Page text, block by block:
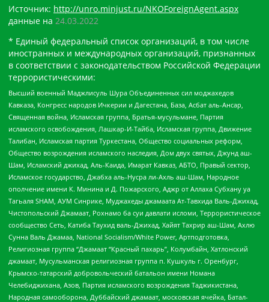
Источник: http://unro.minjust.ru/NKOForeignAgent.aspx
данные на 24.03.2022
* Единый федеральный список организаций, в том числе
иностранных и международных организаций, признанных
в соответствии с законодательством Российской Федерации
террористическими:
Высший военный Маджлисуль Шура Объединенных сил моджахедов
Кавказа, Конгресс народов Ичкерии и Дагестана, База, Асбат аль-Ансар,
Священная война, Исламская группа, Братья-мусульмане, Партия
исламского освобождения, Лашкар-И-Тайба, Исламская группа, Движение
Талибан, Исламская партия Туркестана, Общество социальных реформ,
Общество возрождения исламского наследия, Дом двух святых, Джунд аш-
Шам, Исламский джихад, Аль-Каида, Имарат Кавказ, АБТО, Правый сектор,
Исламское государство, Джабха аль-Нусра ли-Ахль аш-Шам, Народное
ополчение имени К. Минина и Д. Пожарского, Аджр от Аллаха Субхану уа
Тагьаля SHAM, АУМ Синрике, Муджахеды джамаата Ат-Тавхида Валь-Джихад,
Чистопольский Джамаат, Рохнамо ба суи давлати исломи, Террористическое
сообщество Сеть, Катиба Таухид валь-Джихад, Хайят Тахрир аш-Шам, Ахлю
Сунна Валь Джамаа, National Socialism/White Power, Артподготовка,
Религиозная группа “Джамаат “Красный пахарь”, Колумбайн, Хатлонский
джамаат, Мусульманская религиозная группа п. Кушкуль г. Оренбург,
Крымско-татарский добровольческий батальон имени Номана
Челебиджихана, Азов, Партия исламского возрождения Таджикистана,
Народная самооборона, Дуббайский джамаат, московская ячейка, Батал-